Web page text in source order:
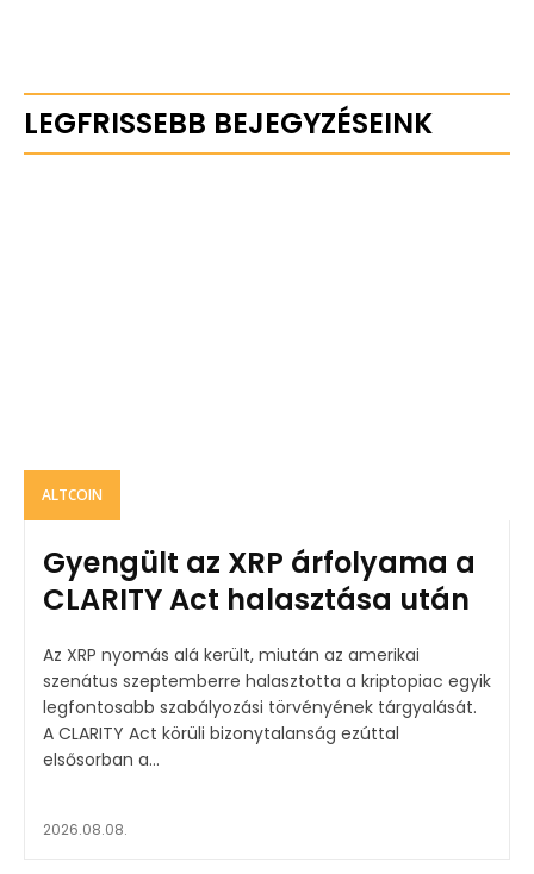
LEGFRISSEBB BEJEGYZÉSEINK
ALTCOIN
Gyengült az XRP árfolyama a
CLARITY Act halasztása után
Az XRP nyomás alá került, miután az amerikai
szenátus szeptemberre halasztotta a kriptopiac egyik
legfontosabb szabályozási törvényének tárgyalását.
A CLARITY Act körüli bizonytalanság ezúttal
elsősorban a...
2026.08.08.